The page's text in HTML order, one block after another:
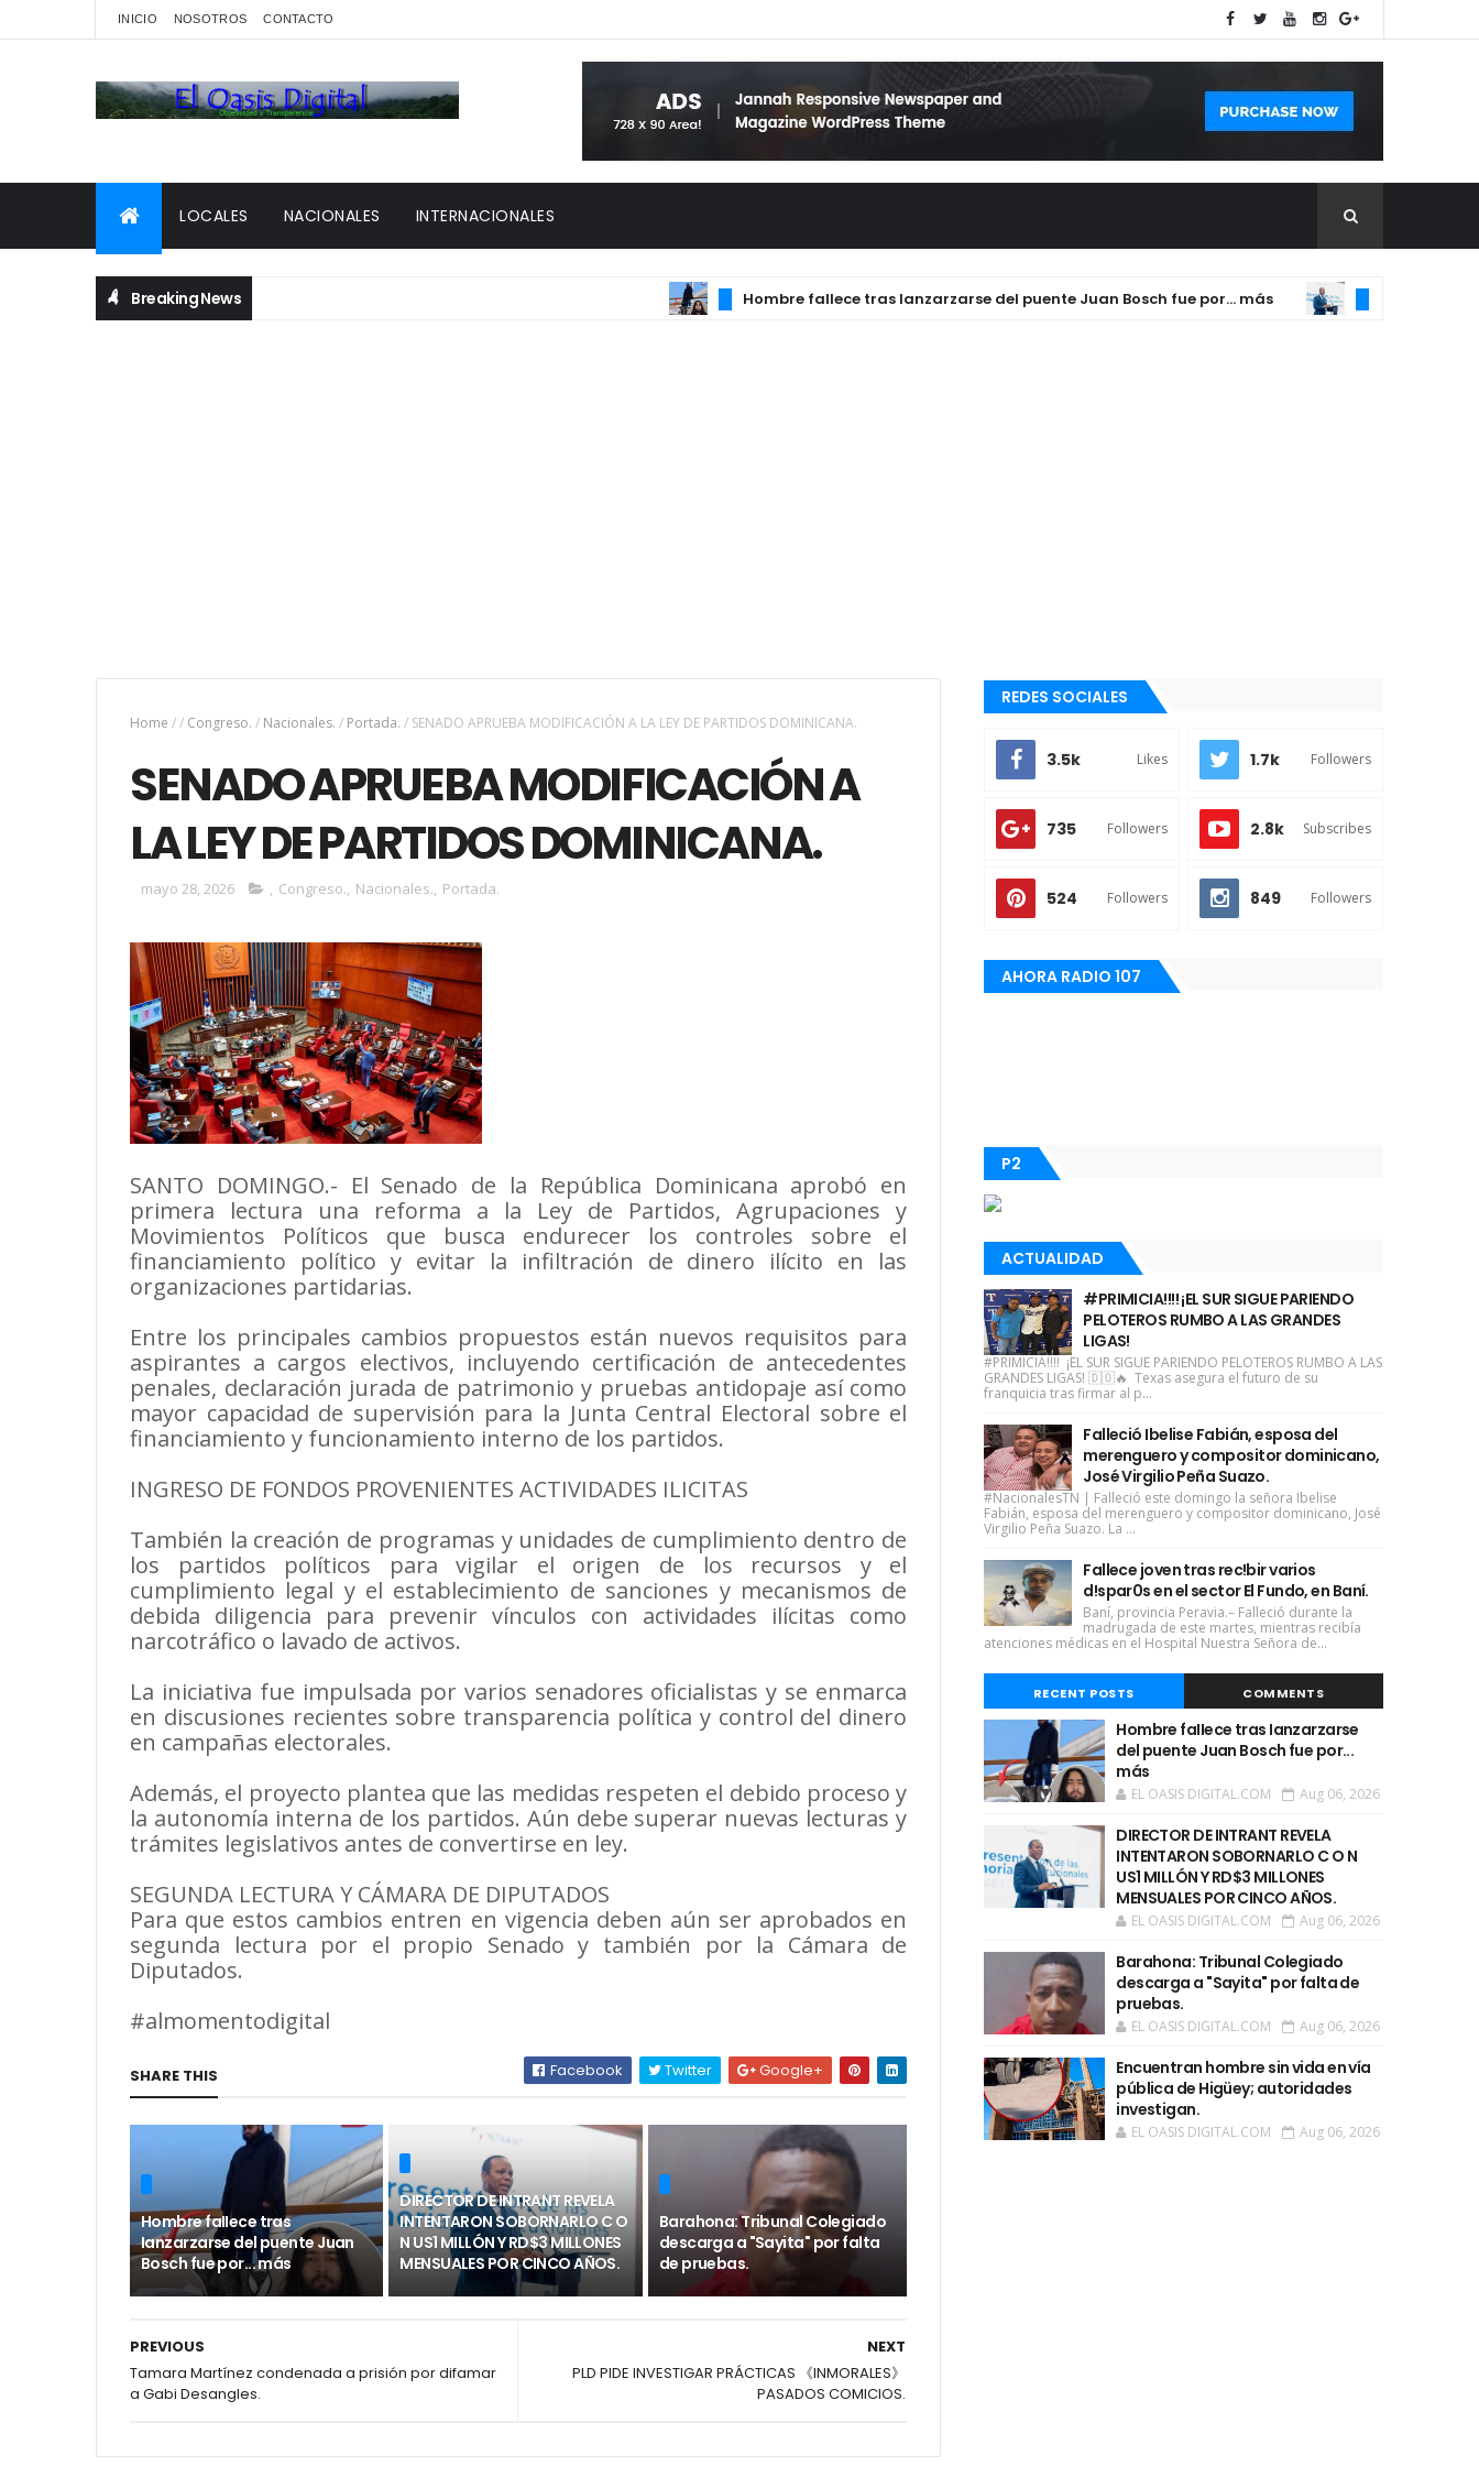
INICIO NOSOTROS CONTACTO
LOCALES NACIONALES INTERNACIONALES
Breaking News Hombre faIIece tras Ianzarzarse del puente Juan Bosch fue por... más
Home // Congreso. / Nacionales. / Portada. / SENADO APRUEBA MODIFICACIÓN A LA LEY DE PARTIDOS DOMINICANA.
SENADO APRUEBA MODIFICACIÓN A
LA LEY DE PARTIDOS DOMINICANA.
mayo 28, 2026 , Congreso., Nacionales., Portada.
SANTO DOMINGO.- El Senado de la República Dominicana aprobó en
primera lectura una reforma a la Ley de Partidos, Agrupaciones y
Movimientos Políticos que busca endurecer los controles sobre el
financiamiento político y evitar la infiltración de dinero ilícito en las
organizaciones partidarias.
Entre los principales cambios propuestos están nuevos requisitos para
aspirantes a cargos electivos, incluyendo certificación de antecedentes
penales, declaración jurada de patrimonio y pruebas antidopaje así como
mayor capacidad de supervisión para la Junta Central Electoral sobre el
financiamiento y funcionamiento interno de los partidos.
INGRESO DE FONDOS PROVENIENTES ACTIVIDADES ILICITAS
También la creación de programas y unidades de cumplimiento dentro de
los partidos políticos para vigilar el origen de los recursos y el
cumplimiento legal y el establecimiento de sanciones y mecanismos de
debida diligencia para prevenir vínculos con actividades ilícitas como
narcotráfico o lavado de activos.
La iniciativa fue impulsada por varios senadores oficialistas y se enmarca
en discusiones recientes sobre transparencia política y control del dinero
en campañas electorales.
Además, el proyecto plantea que las medidas respeten el debido proceso y
la autonomía interna de los partidos. Aún debe superar nuevas lecturas y
trámites legislativos antes de convertirse en ley.
SEGUNDA LECTURA Y CÁMARA DE DIPUTADOS
Para que estos cambios entren en vigencia deben aún ser aprobados en
segunda lectura por el propio Senado y también por la Cámara de
Diputados.
#almomentodigital
SHARE THIS Facebook Twitter Google+
Hombre faIIece tras
Ianzarzarse del puente Juan
Bosch fue por... más
DIRECTOR DE INTRANT REVELA
INTENTARON SOBORNARLO C O
N US1 MILLÓN Y RD$3 MILLONES
MENSUALES POR CINCO AÑOS.
Barahona: Tribunal Colegiado
descarga a "Sayita" por falta
de pruebas.
NEXT
PLD PIDE INVESTIGAR PRÁCTICAS 《INMORALES》
PASADOS COMICIOS.
PREVIOUS
Tamara Martínez condenada a prisión por difamar
a Gabi Desangles.
REDES SOCIALES
3.5k Likes 1.7k Followers
735 Followers 2.8k Subscribes
524 Followers 849 Followers
AHORA RADIO 107
P2
ACTUALIDAD
#PRIMICIA!!!! ¡EL SUR SIGUE PARIENDO
PELOTEROS RUMBO A LAS GRANDES
LIGAS!
#PRIMICIA!!!! ¡EL SUR SIGUE PARIENDO PELOTEROS RUMBO A LAS
GRANDES LIGAS! 🇩🇴🔥 Texas asegura el futuro de su
franquicia tras firmar al p...
Falleció Ibelise Fabián, esposa del
merenguero y compositor dominicano,
José Virgilio Peña Suazo.
#NacionalesTN | Falleció este domingo la señora Ibelise
Fabián, esposa del merenguero y compositor dominicano, José
Virgilio Peña Suazo. La ...
Fallece joven tras rec!bir varios
d!spar0s en el sector El Fundo, en Baní.
Baní, provincia Peravia.– Falleció durante la
madrugada de este martes, mientras recibía
atenciones médicas en el Hospital Nuestra Señora de...
RECENT POSTS COMMENTS
Hombre faIIece tras Ianzarzarse
del puente Juan Bosch fue por...
más
EL OASIS DIGITAL.COM Aug 06, 2026
DIRECTOR DE INTRANT REVELA
INTENTARON SOBORNARLO C O N
US1 MILLÓN Y RD$3 MILLONES
MENSUALES POR CINCO AÑOS.
EL OASIS DIGITAL.COM Aug 06, 2026
Barahona: Tribunal Colegiado
descarga a "Sayita" por falta de
pruebas.
EL OASIS DIGITAL.COM Aug 06, 2026
Encuentran hombre sin vida en vía
pública de Higüey; autoridades
investigan.
EL OASIS DIGITAL.COM Aug 06, 2026